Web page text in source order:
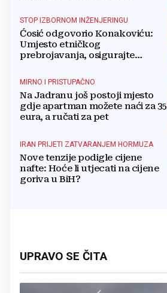
STOP IZBORNOM INŽENJERINGU
Ćosić odgovorio Konakoviću:
Umjesto etničkog
prebrojavanja, osigurajte
MIRNO I PRISTUPAČNO
Na Jadranu još postoji mjesto
gdje apartman možete naći za 35
eura, a ručati za pet
IRAN PRIJETI ZATVARANJEM HORMUZA
Nove tenzije podigle cijene
nafte: Hoće li utjecati na cijene
goriva u BiH?
UPRAVO SE ČITA